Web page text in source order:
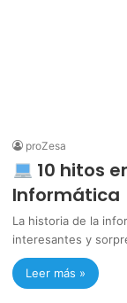
proZesa
10 hitos
Informática
La historia de la
interesantes y
Leer más »